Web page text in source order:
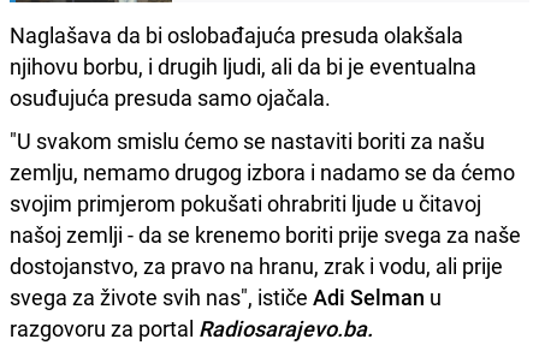
Naglašava da bi oslobađajuća presuda olakšala
njihovu borbu, i drugih ljudi, ali da bi je eventualna
osuđujuća presuda samo ojačala.
"U svakom smislu ćemo se nastaviti boriti za našu
zemlju, nemamo drugog izbora i nadamo se da ćemo
svojim primjerom pokušati ohrabriti ljude u čitavoj
našoj zemlji - da se krenemo boriti prije svega za naše
dostojanstvo, za pravo na hranu, zrak i vodu, ali prije
svega za živote svih nas", ističe Adi Selman u
razgovoru za portal Radiosarajevo.ba.